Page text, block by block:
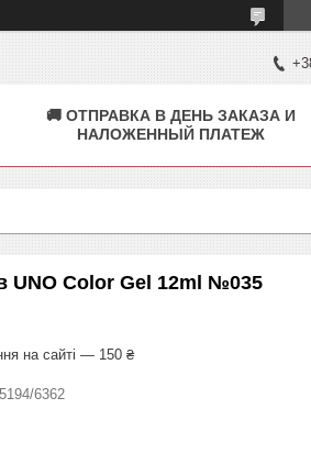
🚚 ОТПРАВКА В ДЕНЬ ЗАКАЗА И
НАЛОЖЕННЫЙ ПЛАТЕЖ
UNO Color Gel 12ml №035
на сайті — 150 ₴
6362